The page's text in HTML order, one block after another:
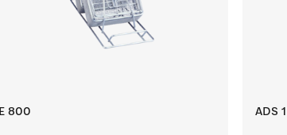
E 800 ADS 1